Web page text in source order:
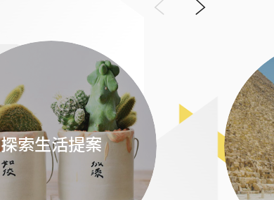
Previous
探索生活提案
Next